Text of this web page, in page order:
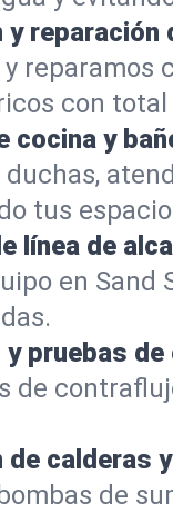
reparación
reparamos
con total
cocina y
duchas,
tus
línea de
en Sand
y pruebas
de
de calderas
de